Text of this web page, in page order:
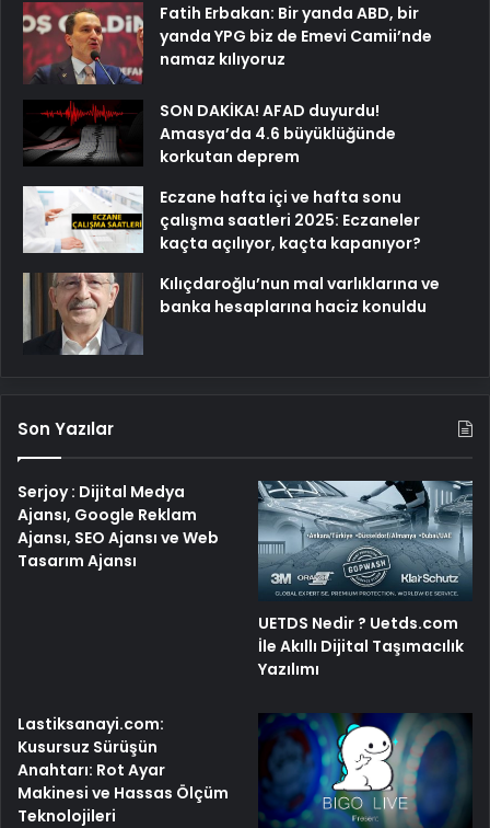
Fatih Erbakan: Bir yanda ABD, bir
yanda YPG biz de Emevi Camii’nde
namaz kılıyoruz
SON DAKİKA! AFAD duyurdu!
Amasya’da 4.6 büyüklüğünde
korkutan deprem
Eczane hafta içi ve hafta sonu
çalışma saatleri 2025: Eczaneler
kaçta açılıyor, kaçta kapanıyor?
Kılıçdaroğlu’nun mal varlıklarına ve
banka hesaplarına haciz konuldu
Son Yazılar
Serjoy : Dijital Medya
Ajansı, Google Reklam
Ajansı, SEO Ajansı ve Web
Tasarım Ajansı
UETDS Nedir ? Uetds.com
İle Akıllı Dijital Taşımacılık
Yazılımı
Lastiksanayi.com:
Kusursuz Sürüşün
Anahtarı: Rot Ayar
Makinesi ve Hassas Ölçüm
Teknolojileri